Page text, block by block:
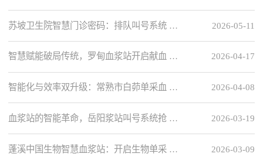
2026-05-11
苏坡卫生院智慧门诊密码：排队叫号系统 …
2026-04-17
智慧赋能破局传统，罗甸血浆站开启献血 …
2026-04-08
智能化与效率双升级：常熟市白茆单采血 …
2026-03-19
血浆站的智能革命，岳阳浆站叫号系统抢 …
2026-03-09
蓬溪中国生物智慧血浆站：开启生物单采 …